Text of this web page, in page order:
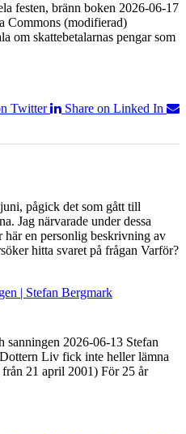
festen, bränn boken 2026-06-17
Commons (modifierad)
om skattebetalarnas pengar som
Twitter
Share on Linked In
pågick det som gått till
Jag närvarade under dessa
här en personlig beskrivning av
hitta svaret på frågan Varför?
| Stefan Bergmark
2026-06-13 Stefan
Liv fick inte heller lämna
21 april 2001) För 25 år